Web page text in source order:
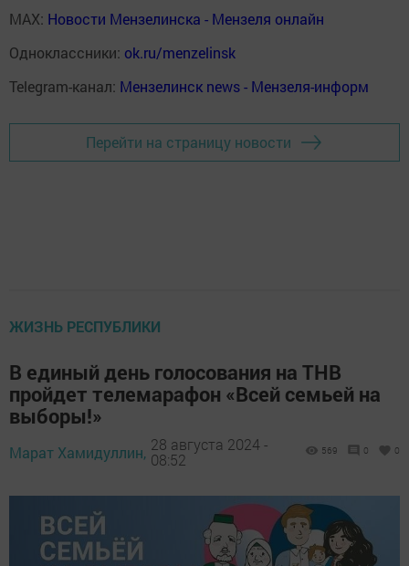
MAX: Новости Мензелинска - Мензеля онлайн
Одноклассники: ok.ru/menzelinsk
Telegram-канал: Мензелинск news - Мензеля-информ
Перейти на страницу новости
ЖИЗНЬ РЕСПУБЛИКИ
В единый день голосования на ТНВ
пройдет телемарафон «Всей семьей на
выборы!»
Марат Хамидуллин, 28 августа 2024 -
08:52
569 0 0